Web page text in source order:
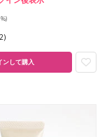
ンして購入